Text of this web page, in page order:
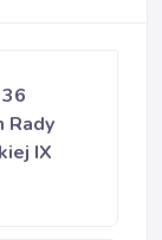
Rady
IX